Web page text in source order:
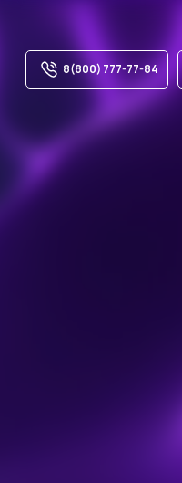
8(800) 777-77-84